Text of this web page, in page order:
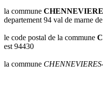
communes
de
marne
yvelines
la commune
departement 94 val de marne
le code postal de la commune
est 94430
la commune